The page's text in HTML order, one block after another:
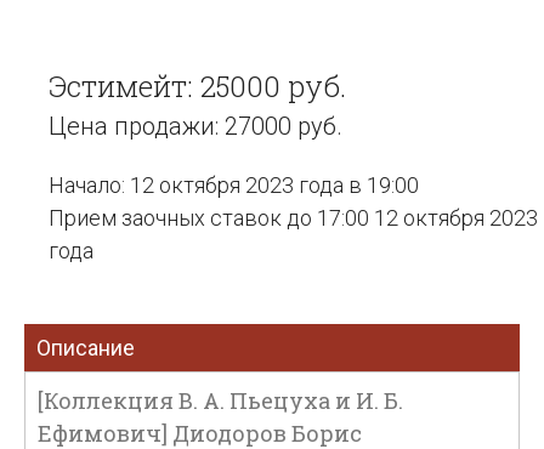
Эстимейт: 25000 руб.
Цена продажи: 27000 руб.
Начало: 12 октября 2023 года в 19:00
Прием заочных ставок до 17:00 12 октября 2023
года
Описание
[Коллекция В. А. Пьецуха и И. Б.
Ефимович] Диодоров Борис